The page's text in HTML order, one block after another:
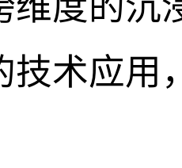
技术应用